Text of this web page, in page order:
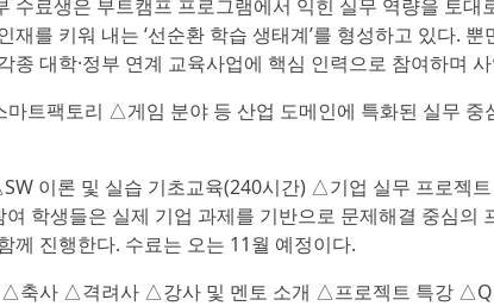
수료생은 부트캠프 프로그램에서 익힌 실무 역량을 토대
재를 키워 내는 ‘선순환 학습 생태계’를 형성하고 있다.
종 대학·정부 연계 교육사업에 핵심 인력으로 참여하며
트팩토리 △게임 분야 등 산업 도메인에 특화된 실무 중
이론 및 실습 기초교육(240시간) △기업 실무 프로젝
학생들은 실제 기업 과제를 기반으로 문제해결 중심의
께 진행한다. 수료는 오는 11월 예정이다.
축사 △격려사 △강사 및 멘토 소개 △프로젝트 특강